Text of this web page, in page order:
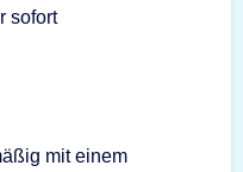
sofort
mit einem